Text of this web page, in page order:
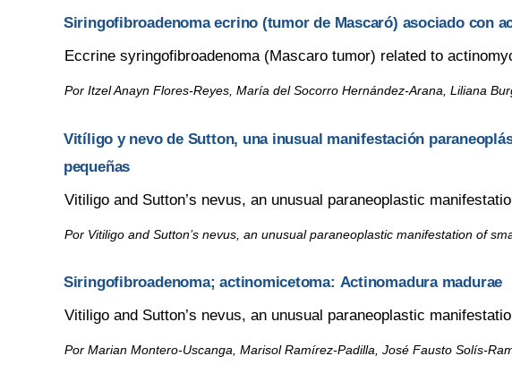
Siringofibroadenoma ecrino (tumor de Mascaró) asociado con
Eccrine syringofibroadenoma (Mascaro tumor) related to
Por Itzel Anayn Flores-Reyes, María del Socorro Hernández-Arana, Liliana
Vitíligo y nevo de Sutton, una inusual manifestación
pequeñas
Vitiligo and Sutton’s nevus, an unusual paraneoplastic
Por Vitiligo and Sutton’s nevus, an unusual paraneoplastic manifestation of
Siringofibroadenoma; actinomicetoma: Actinomadura madurae
Vitiligo and Sutton’s nevus, an unusual paraneoplastic
Por Marian Montero-Uscanga, Marisol Ramírez-Padilla, José Fausto Solís-